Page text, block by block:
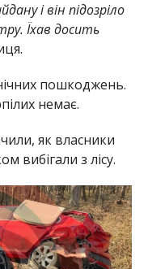
і він підозріло
Їхав досить
пошкоджень.
немає.
як власники
вибігали з лісу.